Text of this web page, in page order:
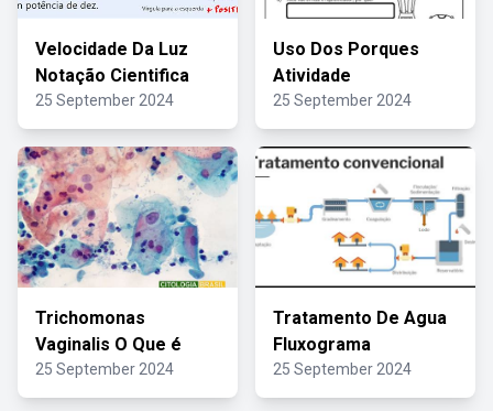
Velocidade Da Luz
Notação Cientifica
25 September 2024
Uso Dos Porques
Atividade
25 September 2024
Trichomonas
Vaginalis O Que é
25 September 2024
Tratamento De Agua
Fluxograma
25 September 2024